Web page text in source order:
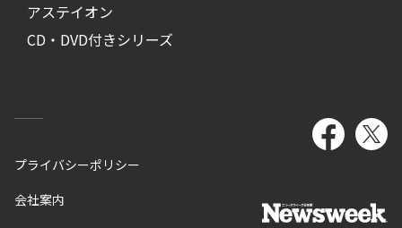
アステイオン
CD・DVD付きシリーズ
プライバシーポリシー
会社案内